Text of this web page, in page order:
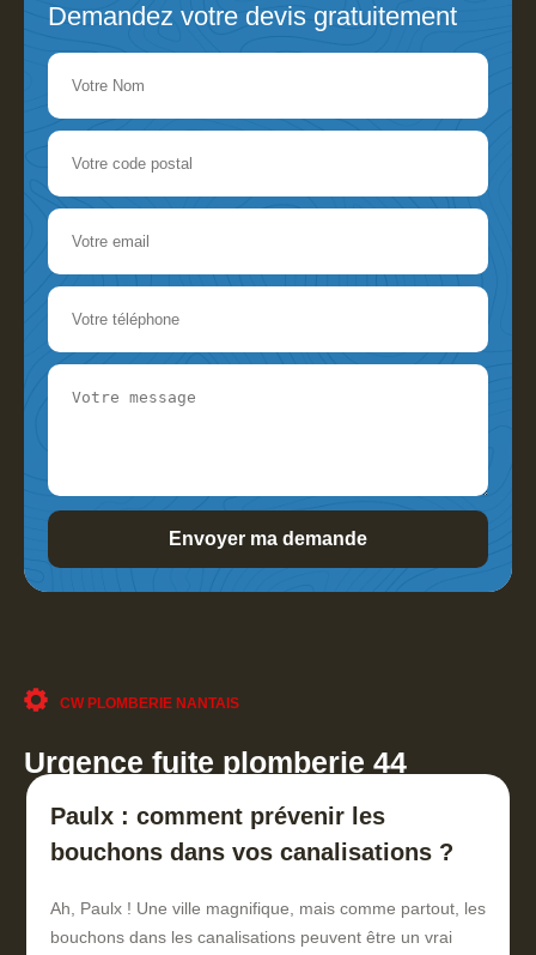
Demandez votre devis gratuitement
CW PLOMBERIE NANTAIS
Urgence fuite plomberie 44
Paulx : comment prévenir les
bouchons dans vos canalisations ?
Ah, Paulx ! Une ville magnifique, mais comme partout, les
bouchons dans les canalisations peuvent être un vrai